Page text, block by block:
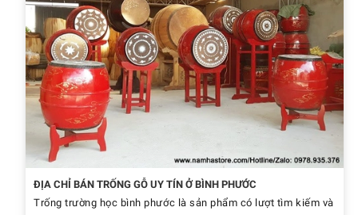
ĐỊA CHỈ BÁN TRỐNG GỖ UY TÍN Ở BÌNH PHƯỚC
Trống trường học bình phước là sản phẩm có lượt tìm kiếm và